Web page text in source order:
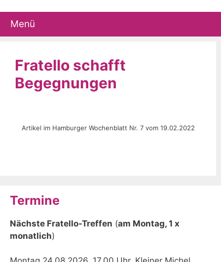
Inhalt
springen
Menü
Fratello schafft
Begegnungen
Artikel im Hamburger Wochenblatt Nr. 7 vom 19.02.2022
Termine
Nächste Fratello-Treffen (am Montag, 1 x
monatlich)